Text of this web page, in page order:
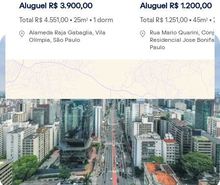
Atualizado: 11/02/2026 às 19:42
Aluguel R$ 3.900,00
Total R$ 4.551,00 • 25m² • 1 dorm
Alameda Raja Gabaglia, Vila
Olímpia, São Paulo
Aluguel R$ 1.200,00
Total R$ 1.251,00 • 45m² •
Rua Mario Quarini,
Residencial Jose
Paulo